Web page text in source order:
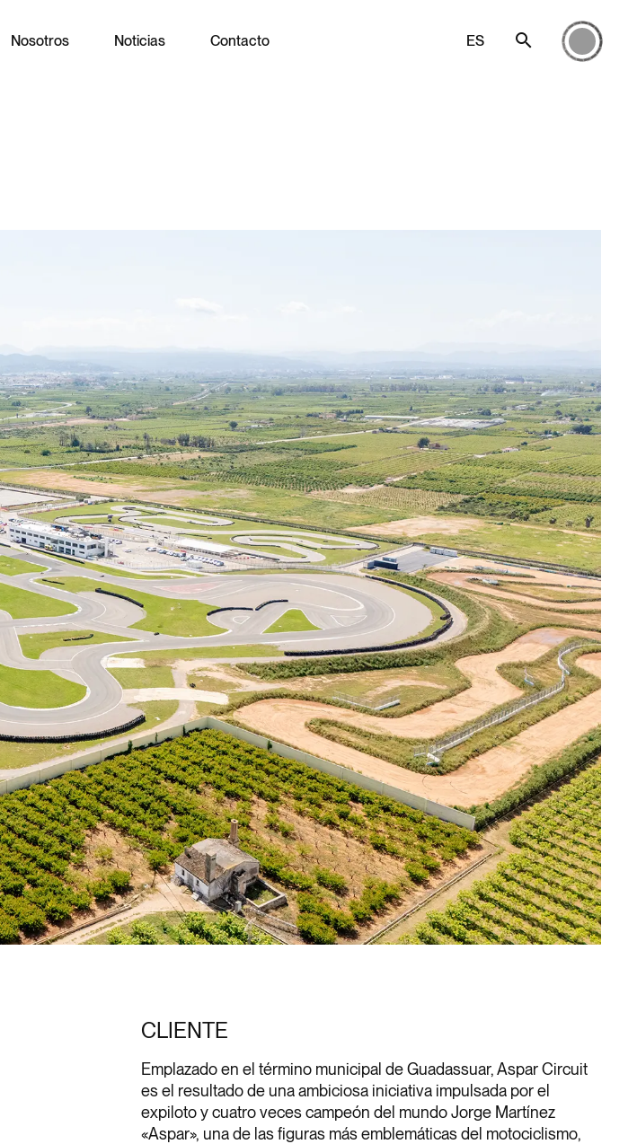
Nosotros Noticias Contacto ES
CLIENTE
Emplazado en el término municipal de Guadassuar, Aspar Circuit
es el resultado de una ambiciosa iniciativa impulsada por el
expiloto y cuatro veces campeón del mundo Jorge Martínez
«Aspar», una de las figuras más emblemáticas del motociclismo,